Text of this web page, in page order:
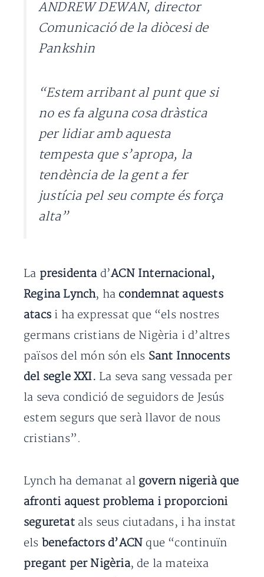
ANDREW DEWAN, director
Comunicació de la diòcesi de
Pankshin
“Estem arribant al punt que si
no es fa alguna cosa dràstica
per lidiar amb aquesta
tempesta que s’apropa, la
tendència de la gent a fer
justícia pel seu compte és força
alta”
La presidentad’ACN Internacional,
Regina Lynch, ha condemnat aquests
atacs i ha expressat que “els nostres
germans cristians de Nigèria i d’altres
països del món són els Sant Innocents
del segle XXI. La seva sang vessada per
la seva condició de seguidors de Jesús
estem segurs que serà llavor de nous
cristians”.
Lynch ha demanat al govern nigerià que
afronti aquest problema i proporcioni
seguretat als seus ciutadans, i ha instat
els benefactors d’ACN que “continuïn
pregant per Nigèria, de la mateixa